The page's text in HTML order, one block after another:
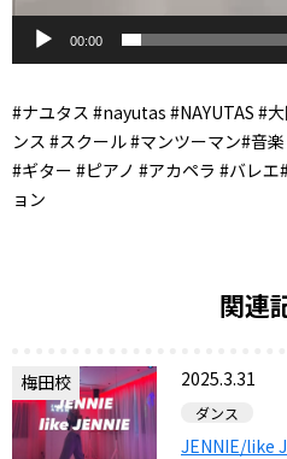
00:00
#ナユタス #nayutas #NAYUTAS #
ンス #スクール #マンツーマン#音
#ギター #ピアノ #アカペラ #バレ
ョン
関連
梅田校 2025.3.31
ダンス
JENNIE/like